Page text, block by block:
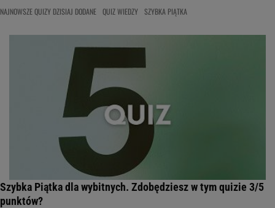
NAJNOWSZE QUIZY DZISIAJ DODANE QUIZ WIEDZY SZYBKA PIĄTKA
Szybka Piątka dla wybitnych. Zdobędziesz w tym quizie 3/5
punktów?